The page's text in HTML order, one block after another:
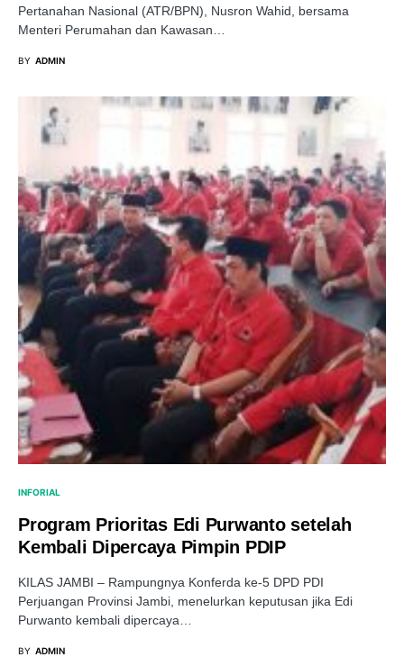
Pertanahan Nasional (ATR/BPN), Nusron Wahid, bersama
Menteri Perumahan dan Kawasan…
BY ADMIN
INFORIAL
Program Prioritas Edi Purwanto setelah
Kembali Dipercaya Pimpin PDIP
KILAS JAMBI – Rampungnya Konferda ke-5 DPD PDI
Perjuangan Provinsi Jambi, menelurkan keputusan jika Edi
Purwanto kembali dipercaya…
BY ADMIN